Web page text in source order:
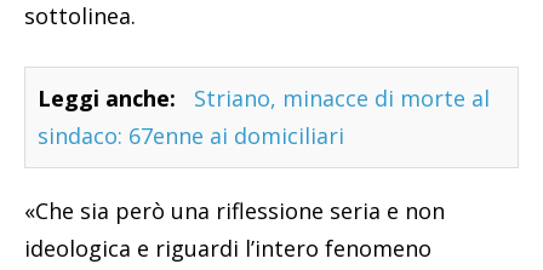
sottolinea.
Leggi anche:
Striano, minacce di morte al
sindaco: 67enne ai domiciliari
«Che sia però una riflessione seria e non
ideologica e riguardi l’intero fenomeno